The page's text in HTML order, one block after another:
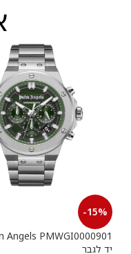
-15%
יד לגבר